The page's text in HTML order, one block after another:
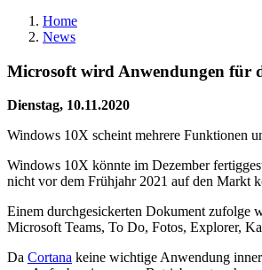
Home
News
Microsoft wird Anwendungen für
Dienstag, 10.11.2020
Windows 10X scheint mehrere Funktionen
Windows 10X könnte im Dezember
nicht vor dem Frühjahr 2021 auf den Markt
Einem durchgesickerten Dokument zufolge
Microsoft Teams, To Do, Fotos, Explorer,
Da Cortana keine wichtige Anwendung